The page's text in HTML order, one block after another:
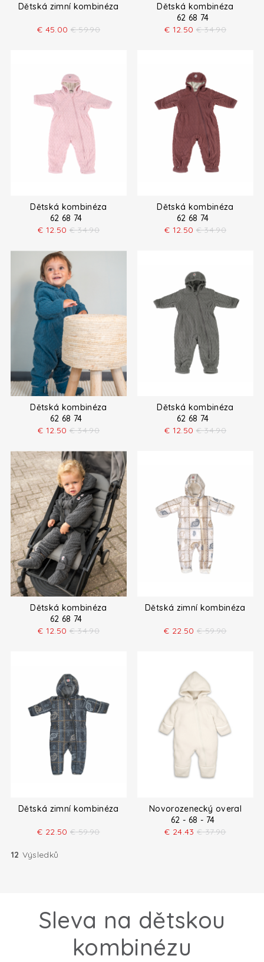
Dětská zimní kombinéza
€ 45.00 € 59.90
Dětská kombinéza
62 68 74
€ 12.50 € 34.90
Dětská kombinéza
62 68 74
€ 12.50 € 34.90
Dětská kombinéza
62 68 74
€ 12.50 € 34.90
Dětská kombinéza
62 68 74
€ 12.50 € 34.90
Dětská kombinéza
62 68 74
€ 12.50 € 34.90
Dětská kombinéza
62 68 74
€ 12.50 € 34.90
Dětská zimní kombinéza
€ 22.50 € 59.90
Dětská zimní kombinéza
€ 22.50 € 59.90
Novorozenecký overal
62 - 68 - 74
€ 24.43 € 37.90
12 Výsledků
Sleva na dětskou
kombinézu